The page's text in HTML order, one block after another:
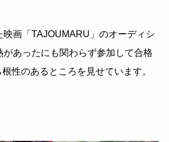
映画「TAJOUMARU」のオーディシ
があったにも関わらず参加して合格
性のあるところを見せています。